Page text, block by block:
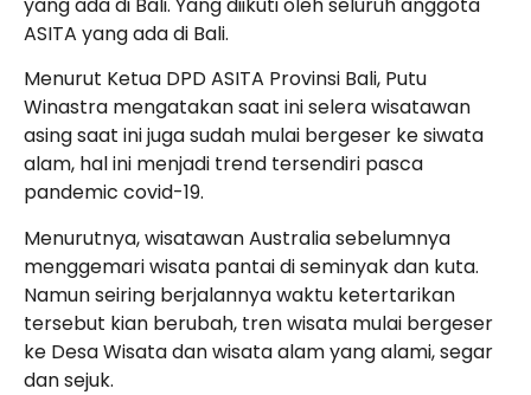
ASITA yang ada di Bali.
Menurut Ketua DPD ASITA Provinsi Bali, Putu
Winastra mengatakan saat ini selera wisatawan
asing saat ini juga sudah mulai bergeser ke siwata
alam, hal ini menjadi trend tersendiri pasca
pandemic covid-19.
Menurutnya, wisatawan Australia sebelumnya
menggemari wisata pantai di seminyak dan kuta.
Namun seiring berjalannya waktu ketertarikan
tersebut kian berubah, tren wisata mulai bergeser
ke Desa Wisata dan wisata alam yang alami, segar
dan sejuk.